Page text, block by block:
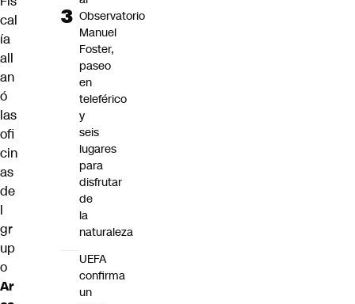
cal
ía
all
an
ó
las
ofi
cin
as
de
l
gr
up
o
Ar
Observatorio
Manuel
Foster,
paseo
en
teleférico
y
seis
lugares
para
disfrutar
de
la
naturaleza
UEFA
confirma
un